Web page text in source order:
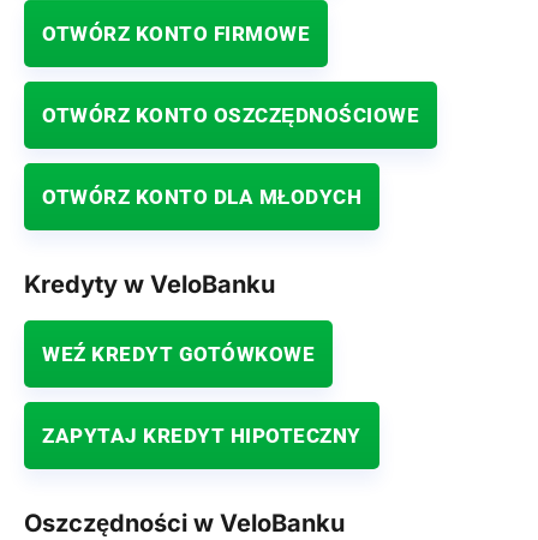
OTWÓRZ KONTO FIRMOWE
OTWÓRZ KONTO OSZCZĘDNOŚCIOWE
OTWÓRZ KONTO DLA MŁODYCH
Kredyty w VeloBanku
WEŹ KREDYT GOTÓWKOWE
ZAPYTAJ KREDYT HIPOTECZNY
Oszczędności w VeloBanku